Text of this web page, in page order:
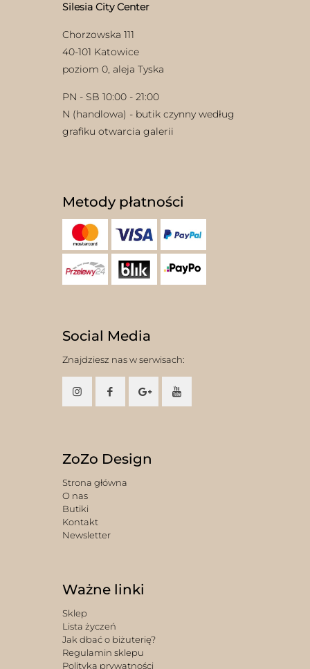
Silesia City Center
Chorzowska 111
40-101 Katowice
poziom 0, aleja Tyska
PN - SB 10:00 - 21:00
N (handlowa) - butik czynny według
grafiku otwarcia galerii
Metody płatności
Social Media
Znajdziesz nas w serwisach:
ZoZo Design
Strona główna
O nas
Butiki
Kontakt
Newsletter
Ważne linki
Sklep
Lista życzeń
Jak dbać o biżuterię?
Regulamin sklepu
Polityka prywatności